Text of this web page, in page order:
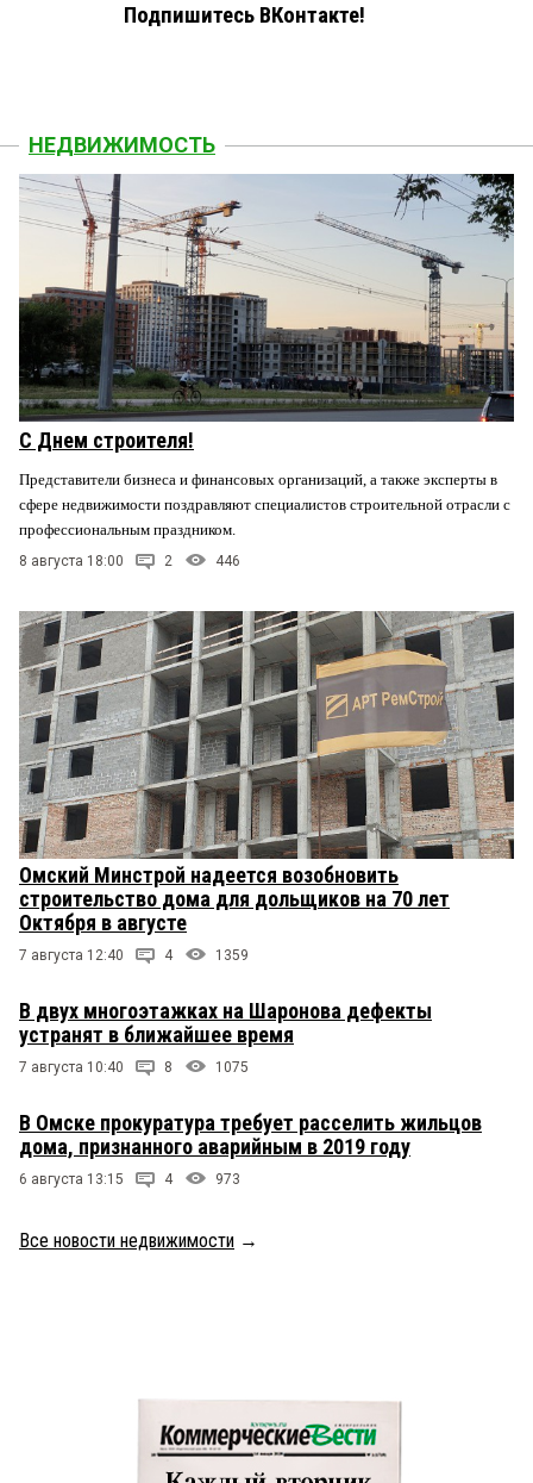
Подпишитесь ВКонтакте!
НЕДВИЖИМОСТЬ
С Днем строителя!
Представители бизнеса и финансовых организаций, а также эксперты в
сфере недвижимости поздравляют специалистов строительной отрасли с
профессиональным праздником.
8 августа 18:00 2 446
Омский Минстрой надеется возобновить
строительство дома для дольщиков на 70 лет
Октября в августе
7 августа 12:40 4 1359
В двух многоэтажках на Шаронова дефекты
устранят в ближайшее время
7 августа 10:40 8 1075
В Омске прокуратура требует расселить жильцов
дома, признанного аварийным в 2019 году
6 августа 13:15 4 973
Все новости недвижимости →